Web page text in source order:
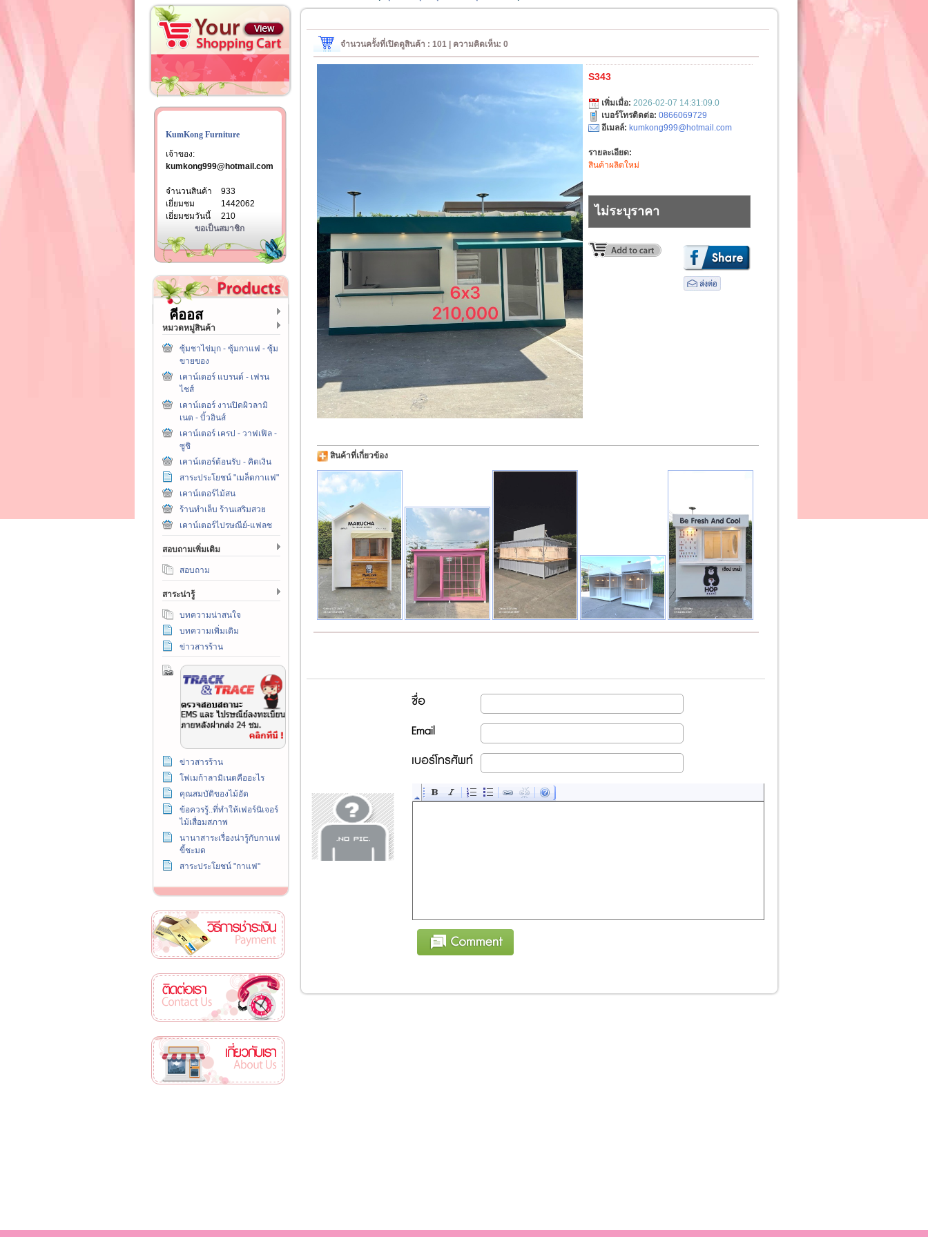
KumKong Furniture
เจ้าของ:
kumkong999@hotmail.com
จำนวนสินค้า
933
เยี่ยมชม
1442062
เยี่ยมชมวันนี้
210
ขอเป็นสมาชิก
คีออส
หมวดหมู่สินค้า
ซุ้มชาไข่มุก - ซุ้มกาแฟ - ซุ้ม
ขายของ
เคาน์เตอร์ แบรนด์ - เฟรน
ไชส์
เคาน์เตอร์ งานปิดผิวลามิ
เนต - บิ้วอินส์
เคาน์เตอร์ เครป - วาฟเฟิล -
ซูชิ
เคาน์เตอร์ต้อนรับ - คิดเงิน
สาระประโยชน์ "เมล็ดกาแฟ"
เคาน์เตอร์ไม้สน
ร้านทำเล็บ ร้านเสริมสวย
เคาน์เตอร์ไปรษณีย์-แฟลช
สอบถามเพิ่มเติม
สอบถาม
สาระน่ารู้
บทความน่าสนใจ
บทความเพิ่มเติม
ข่าวสารร้าน
ข่าวสารร้าน
โฟเมก้าลามิเนตคืออะไร
คุณสมบัติของไม้อัด
ข้อควรรู้..ที่ทำให้เฟอร์นิเจอร์
ไม้เสื่อมสภาพ
นานาสาระเรื่องน่ารู้กับกาแฟ
ขี้ชะมด
สาระประโยชน์ "กาแฟ"
จำนวนครั้งที่เปิดดูสินค้า : 101 | ความคิดเห็น: 0
S343
เพิ่มเมื่อ: 2026-02-07 14:31:09.0
เบอร์โทรติดต่อ: 0866069729
อีเมลล์: kumkong999@hotmail.com
รายละเอียด:
สินค้าผลิตใหม่
ไม่ระบุราคา
สินค้าที่เกี่ยวข้อง
ชื่อ
Email
เบอร์โทรศัพท์